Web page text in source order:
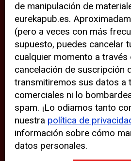
uso de cookies
terceros para tener
óptima en nuestro
elige “Declinar” el
analíticas y de
terceras partes
comportamiento en
web, aunque pueden
problemas técnicos
web. Para obtener más
de manipulación de
eurekapub.es.
(pero a veces con más
supuesto, puedes cancelar
cualquier momento a
cancelación de suscripción
transmitiremos sus datos a
comerciales ni lo
spam. ¡Lo odiamos tanto
nuestra política de
información sobre cómo
datos personales.